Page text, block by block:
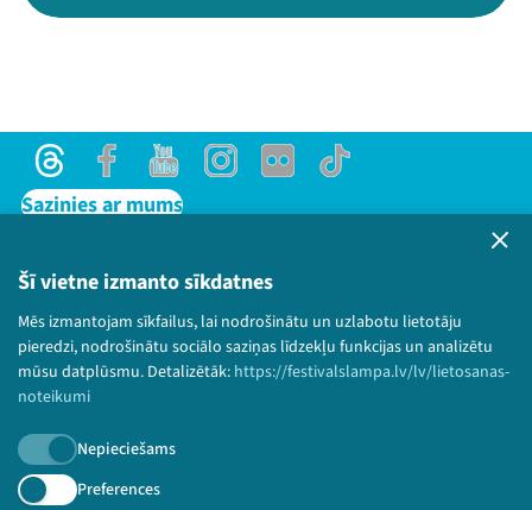
Šī vietne izmanto sīkdatnes
Mēs izmantojam sīkfailus, lai nodrošinātu un uzlabotu lietotāju
pieredzi, nodrošinātu sociālo saziņas līdzekļu funkcijas un analizētu
mūsu datplūsmu. Detalizētāk: https://festivalslampa.lv/lv/lietosanas-
noteikumi
Nepieciešams
Preferences
ThreadsFacebookYoutubeInstagram
Flick TikTok
Sazinies ar mums
Lietošanas noteikumi un sīkdatņu politika
Bērnu aizsardzības politika
© 2026 Sarunu festivāls LAMPA Visas tiesības
paturētas.
Piesakies jaunumiem!